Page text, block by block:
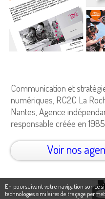
Communication et
numériques, RC2C La
Nantes, Agence
responsable créée en
Voir nos
En poursuivant votre navigation sur ce
technologies similaires de traçage